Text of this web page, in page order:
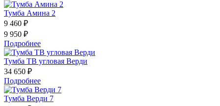
Тумба Амина 2
9 460 ₽
9 950 ₽
Подробнее
Тумба ТВ угловая Верди
34 650 ₽
Подробнее
Тумба Верди 7